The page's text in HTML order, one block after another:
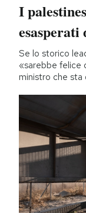
I
Se lo storico
«sarebbe felice
ministro che sta